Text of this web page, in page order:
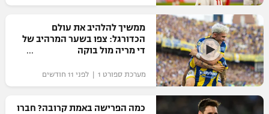
ממשיך להלהיב את עולם
הכדורגל: צפו בשער המרהיב של
די מריה מול בוקה
מערכת ספורט 1 | לפני 11 חודשים
כמה הפרישה באמת קרובה? חברו